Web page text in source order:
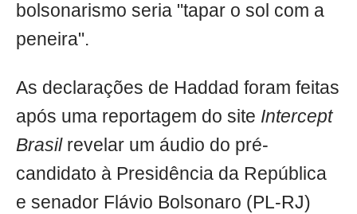
bolsonarismo seria "tapar o sol com a
peneira".
As declarações de Haddad foram feitas
após uma reportagem do site Intercept
Brasil revelar um áudio do pré-
candidato à Presidência da República
e senador Flávio Bolsonaro (PL-RJ)